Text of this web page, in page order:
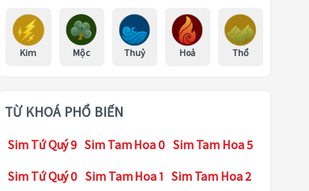
Kim Mộc Thuỷ Hoả Thổ
TỪ KHOÁ PHỔ BIẾN
Sim Tứ Quý 9 Sim Tam Hoa 0 Sim Tam Hoa 5
Sim Tứ Quý 0 Sim Tam Hoa 1 Sim Tam Hoa 2